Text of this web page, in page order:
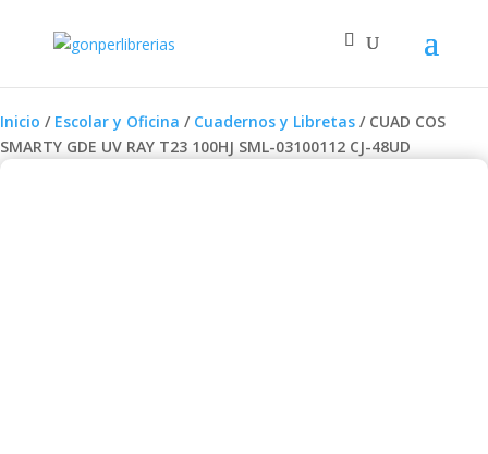
Inicio / Escolar y Oficina / Cuadernos y Libretas / CUAD COS
SMARTY GDE UV RAY T23 100HJ SML-03100112 CJ-48UD